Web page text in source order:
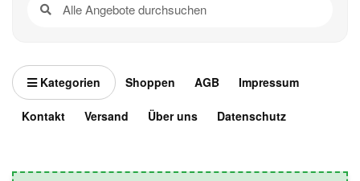
Kategorien Shoppen AGB Impressum
Kontakt Versand Über uns Datenschutz